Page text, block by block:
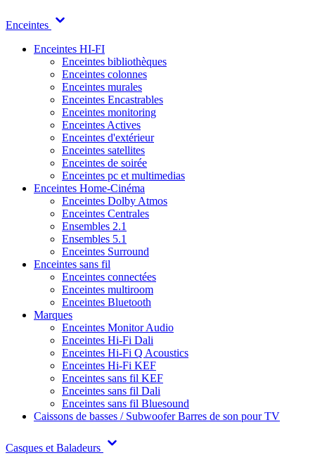
Enceintes
Enceintes HI-FI
Enceintes bibliothèques
Enceintes colonnes
Enceintes murales
Enceintes Encastrables
Enceintes monitoring
Enceintes Actives
Enceintes d'extérieur
Enceintes satellites
Enceintes de soirée
Enceintes pc et multimedias
Enceintes Home-Cinéma
Enceintes Dolby Atmos
Enceintes Centrales
Ensembles 2.1
Ensembles 5.1
Enceintes Surround
Enceintes sans fil
Enceintes connectées
Enceintes multiroom
Enceintes Bluetooth
Marques
Enceintes Monitor Audio
Enceintes Hi-Fi Dali
Enceintes Hi-Fi Q Acoustics
Enceintes Hi-Fi KEF
Enceintes sans fil KEF
Enceintes sans fil Dali
Enceintes sans fil Bluesound
Caissons de basses / SubwooferBarres de son pour TV
Casques et Baladeurs